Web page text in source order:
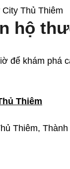
hộ
để khám phá
Thiêm
Thiêm,